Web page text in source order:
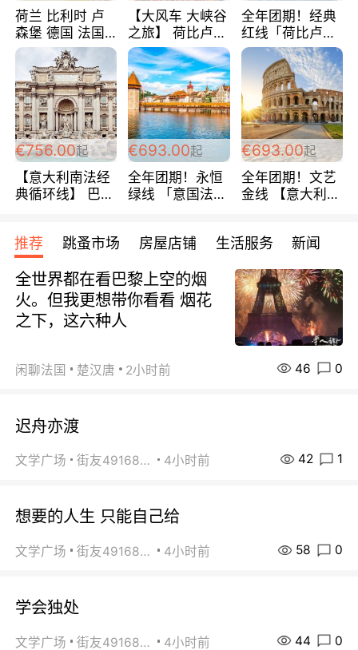
荷兰 比利时 卢
森堡 德国 法国
超爽玩遍西欧 循
环线 全程四星宾
馆 108欧/人/天
【大风车 大峡谷
之旅】 荷比卢德
法 巴黎上下 经
典五国四日游
488欧/人
全年团期！经典
红线「荷比卢德
法」七天循环 五
国 仅售99欧/人/
天！巴黎上下！
包拼房~
€756.00起
【意大利南法经
典循环线】 巴黎
宾馆 108欧/天起
全程756欧/位
€693.00起
全年团期！永恒
绿线 「意国法
欧/天起 ~包拼房
€693.00起
全年团期！文艺
金线 【意大利一
每周铁发！
推荐 跳蚤市场 房屋店铺 生活服务 新闻
全世界都在看巴黎上空的烟
火。但我更想带你看看 烟花
之下，这六种人
闲聊法国 楚汉唐 2小时前 46 0
迟舟亦渡
文学广场 街友49168527 4小时前 42 1
想要的人生 只能自己给
文学广场 街友49168527 4小时前 58 0
学会独处
文学广场 街友49168527 4小时前 44 0